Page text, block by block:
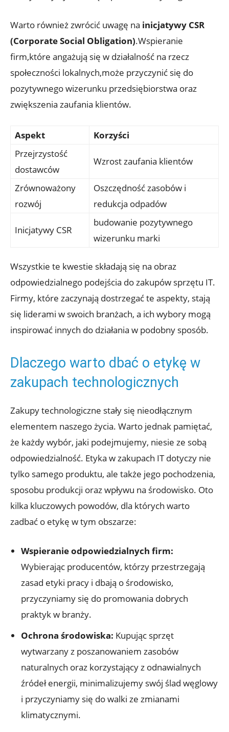
Warto również zwrócić uwagę na inicjatywy CSR
(Corporate Social Obligation).Wspieranie
firm,które angażują się w działalność na rzecz
społeczności lokalnych,może przyczynić się do
pozytywnego wizerunku przedsiębiorstwa oraz
zwiększenia zaufania klientów.
Aspekt
Korzyści
Przejrzystość
dostawców
Wzrost zaufania klientów
Zrównoważony
rozwój
Oszczędność zasobów i
redukcja odpadów
Inicjatywy CSR
budowanie pozytywnego
wizerunku marki
Wszystkie te kwestie składają się na obraz
odpowiedzialnego podejścia do zakupów sprzętu IT.
Firmy, które zaczynają dostrzegać te aspekty, stają
się liderami w swoich branżach, a ich wybory mogą
inspirować innych do działania w podobny sposób.
Dlaczego warto dbać o etykę w
zakupach technologicznych
Zakupy technologiczne stały się nieodłącznym
elementem naszego życia. Warto jednak pamiętać,
że każdy wybór, jaki podejmujemy, niesie ze sobą
odpowiedzialność. Etyka w zakupach IT dotyczy nie
tylko samego produktu, ale także jego pochodzenia,
sposobu produkcji oraz wpływu na środowisko. Oto
kilka kluczowych powodów, dla których warto
zadbać o etykę w tym obszarze:
Wspieranie odpowiedzialnych firm:
Wybierając producentów, którzy przestrzegają
zasad etyki pracy i dbają o środowisko,
przyczyniamy się do promowania dobrych
praktyk w branży.
Ochrona środowiska: Kupując sprzęt
wytwarzany z poszanowaniem zasobów
naturalnych oraz korzystający z odnawialnych
źródeł energii, minimalizujemy swój ślad węglowy
i przyczyniamy się do walki ze zmianami
klimatycznymi.